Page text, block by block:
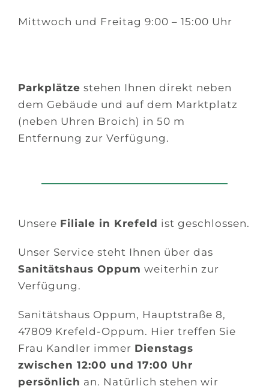
Mittwoch und Freitag 9:00 – 15:00 Uhr
Parkplätze stehen Ihnen direkt neben
dem Gebäude und auf dem Marktplatz
(neben Uhren Broich) in 50 m
Entfernung zur Verfügung.
Unsere Filiale in Krefeld ist geschlossen.
Unser Service steht Ihnen über das
Sanitätshaus Oppum weiterhin zur
Verfügung.
Sanitätshaus Oppum, Hauptstraße 8,
47809 Krefeld-Oppum. Hier treffen Sie
Frau Kandler immer Dienstags
zwischen 12:00 und 17:00 Uhr
persönlich an. Natürlich stehen wir